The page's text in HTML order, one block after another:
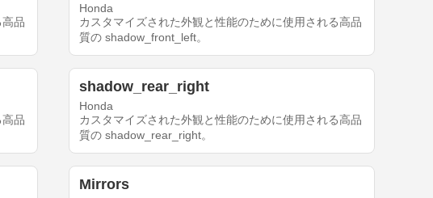
品
Honda
カスタマイズされた外観と性能のために使用される高品
質の shadow_front_left。
品
shadow_rear_right
Honda
カスタマイズされた外観と性能のために使用される高品
質の shadow_rear_right。
Mirrors